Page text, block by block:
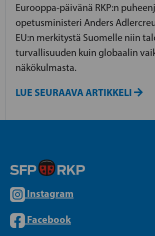
Eurooppa-päivänä RKP:n
opetusministeri Anders
EU:n merkitystä Suomelle niin
turvallisuuden kuin globaalin
näkökulmasta.
LUE SEURAAVA ARTIKKELI
Instagram
Facebook